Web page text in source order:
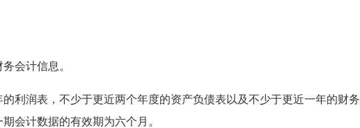
会计信息。
润表，不少于更近两个年度的资产负债表以及不少于更近一年的财务
会计数据的有效期为六个月。